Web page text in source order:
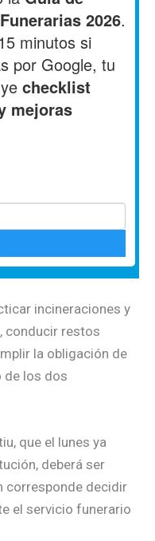
incineraciones y
conducir restos
la obligación de
de los dos
que el lunes ya
deberá ser
corresponde decidir
el servicio funerario